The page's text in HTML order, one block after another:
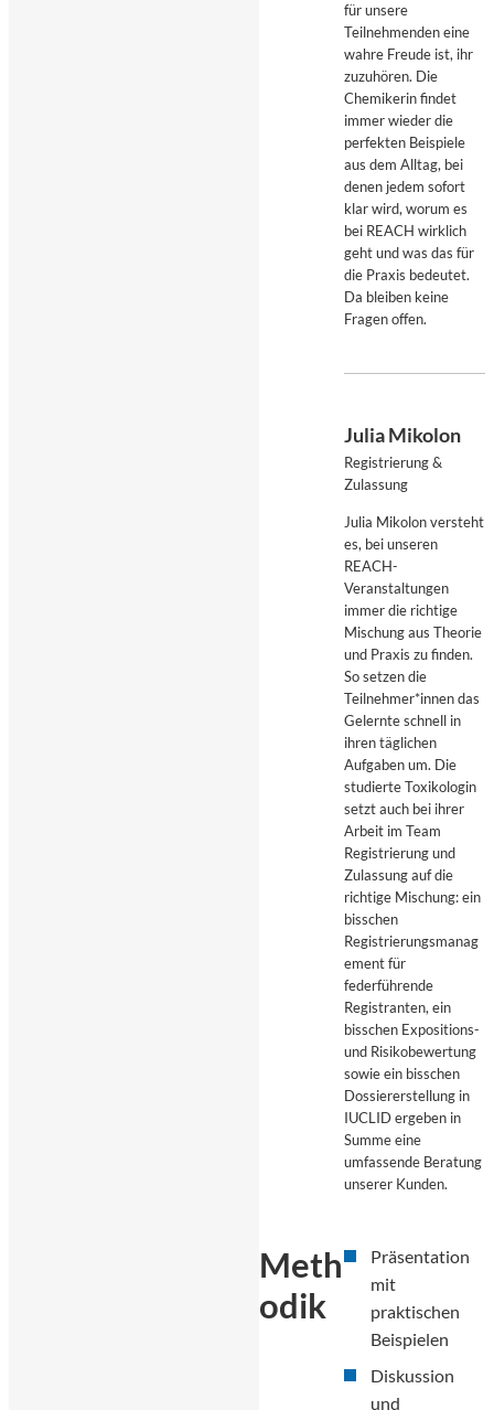
für unsere
Teilnehmenden eine
wahre Freude ist, ihr
zuzuhören. Die
Chemikerin findet
immer wieder die
perfekten Beispiele
aus dem Alltag, bei
denen jedem sofort
klar wird, worum es
bei REACH wirklich
geht und was das für
die Praxis bedeutet.
Da bleiben keine
Fragen offen.
Julia Mikolon
Registrierung &
Zulassung
Julia Mikolon versteht
es, bei unseren
REACH-
Veranstaltungen
immer die richtige
Mischung aus Theorie
und Praxis zu finden.
So setzen die
Teilnehmer*innen das
Gelernte schnell in
ihren täglichen
Aufgaben um. Die
studierte Toxikologin
setzt auch bei ihrer
Arbeit im Team
Registrierung und
Zulassung auf die
richtige Mischung: ein
bisschen
Registrierungsmanag
ement für
federführende
Registranten, ein
bisschen Expositions-
und Risikobewertung
sowie ein bisschen
Dossiererstellung in
IUCLID ergeben in
Summe eine
umfassende Beratung
unserer Kunden.
Meth
odik
Präsentation
mit
praktischen
Beispielen
Diskussion
und